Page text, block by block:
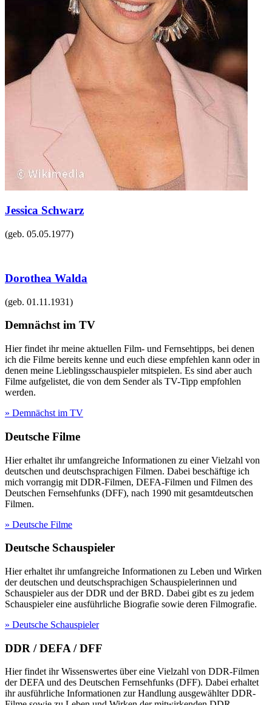
Jessica Schwarz
(geb. 05.05.1977)
Dorothea Walda
(geb. 01.11.1931)
Demnächst im TV
Hier findet ihr meine aktuellen Film- und Fernsehtipps, bei denen
ich die Filme bereits kenne und euch diese empfehlen kann oder in
denen meine Lieblingsschauspieler mitspielen. Es sind aber auch
Filme aufgelistet, die von dem Sender als TV-Tipp empfohlen
werden.
» Demnächst im TV
Deutsche Filme
Hier erhaltet ihr umfangreiche Informationen zu einer Vielzahl von
deutschen und deutschsprachigen Filmen. Dabei beschäftige ich
mich vorrangig mit DDR-Filmen, DEFA-Filmen und Filmen des
Deutschen Fernsehfunks (DFF), nach 1990 mit gesamtdeutschen
Filmen.
» Deutsche Filme
Deutsche Schauspieler
Hier erhaltet ihr umfangreiche Informationen zu Leben und Wirken
der deutschen und deutschsprachigen Schauspielerinnen und
Schauspieler aus der DDR und der BRD. Dabei gibt es zu jedem
Schauspieler eine ausführliche Biografie sowie deren Filmografie.
» Deutsche Schauspieler
DDR / DEFA / DFF
Hier findet ihr Wissenswertes über eine Vielzahl von DDR-Filmen
der DEFA und des Deutschen Fernsehfunks (DFF). Dabei erhaltet
ihr ausführliche Informationen zur Handlung ausgewählter DDR-